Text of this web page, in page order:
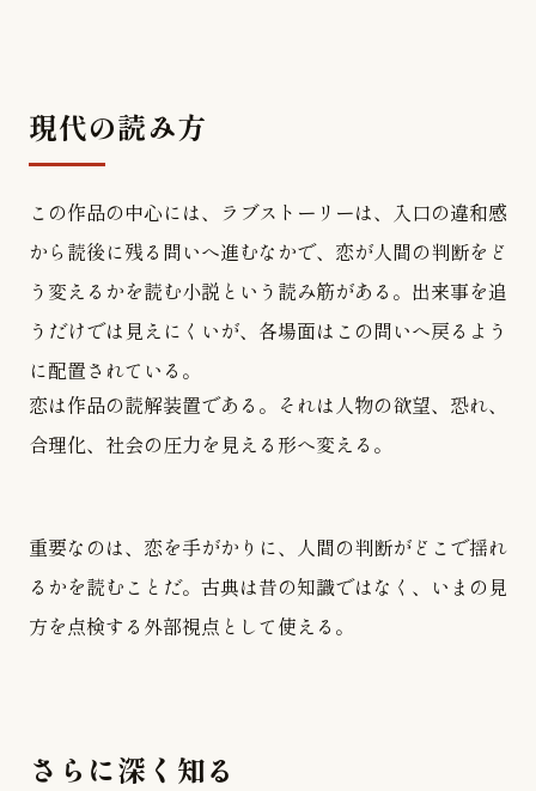
現代の読み方
この作品の中心には、ラブストーリーは、入口の違和感
から読後に残る問いへ進むなかで、恋が人間の判断をど
う変えるかを読む小説という読み筋がある。出来事を追
うだけでは見えにくいが、各場面はこの問いへ戻るよう
に配置されている。
恋は作品の読解装置である。それは人物の欲望、恐れ、
合理化、社会の圧力を見える形へ変える。
重要なのは、恋を手がかりに、人間の判断がどこで揺れ
るかを読むことだ。古典は昔の知識ではなく、いまの見
方を点検する外部視点として使える。
さらに深く知る